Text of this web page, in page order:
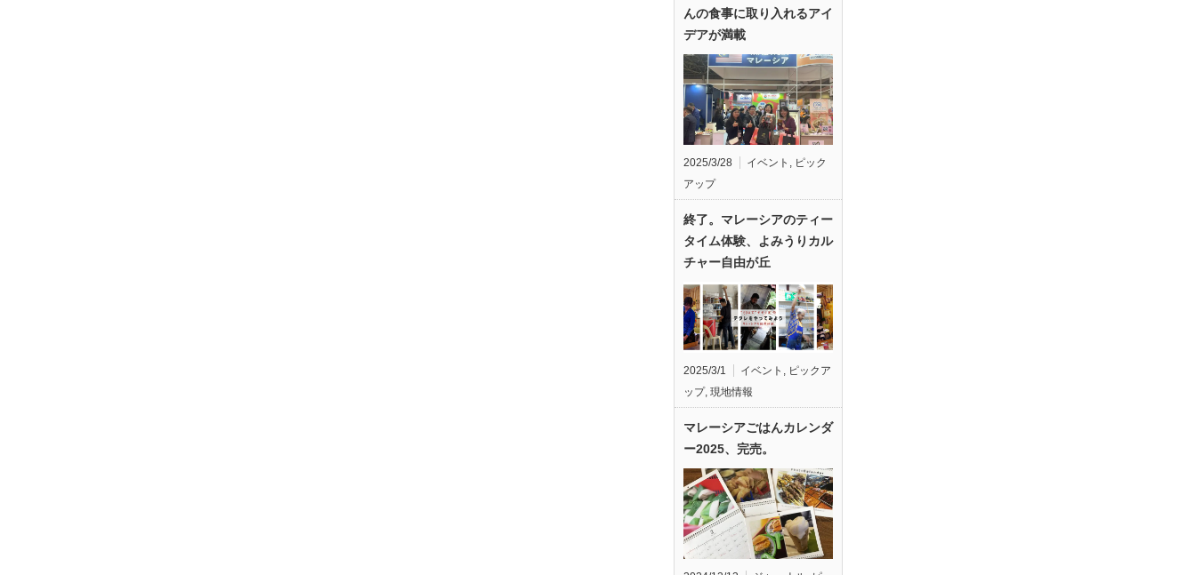
んの食事に取り入れるアイ
デアが満載
2025/3/28 イベント
ピック
アップ
終了。マレーシアのティー
タイム体験、よみうりカル
チャー自由が丘
2025/3/1 イベント , ピックア
ップ, 現地情報
マレーシアごはんカレンダ
ー2025、完売。